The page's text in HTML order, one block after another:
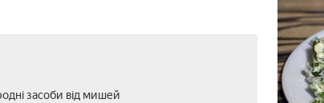
засоби від мишей